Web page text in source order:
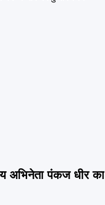
अभिनेता पंकज धीर का